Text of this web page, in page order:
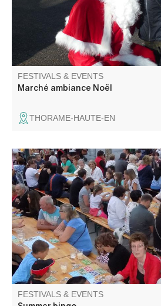
FESTIVALS & EVENTS
Marché ambiance Noël
THORAME-HAUTE-EN
Under the plane trees, the Comité
annual bingo. Lots of prizes to be
FESTIVALS & EVENTS